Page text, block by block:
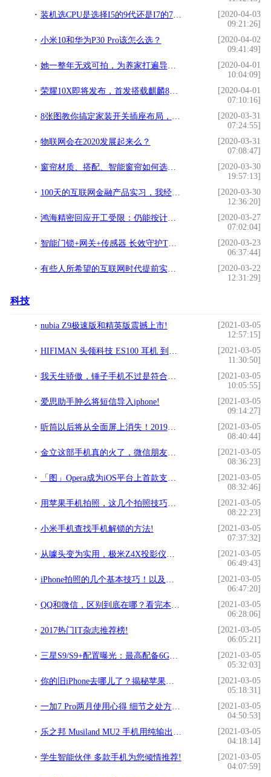
装机选CPU是选择I5的9代还是I7的7代呢？I5的9代就这一点非常香
[2020-04-03
09:21:26]
小米10和华为P30 Pro该怎么选？
[2020-04-02
09:41:49]
她一整年无戏可拍，为养家打遍导演电话，《延禧攻略》一炮而红
[2020-04-01
10:04:09]
荣耀10X即将发布，首发搭载麒麟820处理器
[2020-04-01
07:10:16]
8张图教你搞定家装开关插座布局，前期规划好，入住不后悔
[2020-03-31
07:24:55]
物联网会在2020发展起来么？
[2020-03-31
07:08:47]
窗帘材质、搭配、智能窗帘如何选择？4分钟就能看明白，值得参考
[2020-03-30
19:57:13]
100天的互联网金融产品实习，我经历的两个项目总结
[2020-03-30
12:36:20]
鸿海精密回应开工受限：仍能按计划在中国全面复工
[2020-03-27
07:02:04]
智能门锁+网关+传感器 长效守护TCL智能家居样板间
[2020-03-23
06:37:44]
有些人所希望的互联网时代提前实现了
[2020-03-22
12:31:29]
科技
nubia Z9极速版和精英版震撼上市!
[2021-03-05
12:57:15]
HIFIMAN 头领科技 ES100 耳机 到手 PK Aurvana Air!
[2021-03-05
11:30:50]
我天生骄傲，锤子手机不过是符合我的情怀？!
[2021-03-05
10:05:55]
爱思助手肿么将短信导入iphone!
[2021-03-05
09:14:27]
听筒以后将从全面屏上消失！2019年手机首个流行趋势初现端倪!
[2021-03-05
08:40:44]
金立这部手机真的火了，微信朋友圈都是它的广告!
[2021-03-05
08:36:23]
「图」Opera成为iOS平台上首款支持Web 3.0和加密钱包的浏览器!
[2021-03-05
08:32:46]
用苹果手机拍照，这几个拍照技巧还不会，手机真是白买了!
[2021-03-05
08:22:23]
小米手机查找手机解锁的方法!
[2021-03-05
07:37:32]
从噱头变为实用，极米Z4X投影仪评测!
[2021-03-05
06:49:43]
iPhone拍照的几个基本技巧！以及常用的10个构图方法!
[2021-03-05
06:47:20]
QQ和微信，区别到底在哪？看完本文恍然大悟!
[2021-03-05
06:28:06]
2017热门IT杂志推荐榜!
[2021-03-05
06:05:21]
三星S9/S9+配置曝光：最高配备6GB内存!
[2021-03-05
05:32:03]
你的旧iPhone去哪儿了？揭秘苹果产品的回收内幕!
[2021-03-05
05:18:31]
一加7 Pro两月使用心得 细节之处方显厚道!
[2021-03-05
04:50:53]
乐之邦 Musiland MU2 手机用纯输出线型移动声卡测评报告「Soomal」!
[2021-03-05
04:18:14]
学生智能伙伴 多款手机为您倾情推荐!
[2021-03-05
04:07:59]